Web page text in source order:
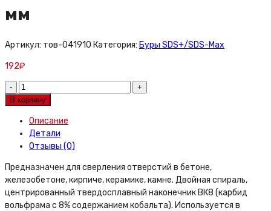
мм
Артикул: тов-041910 Категория: Буры SDS+/SDS-Max
192₽
Бур
Biber
14х250/310
мм
quantity
В корзину
Описание
Детали
Отзывы (0)
Предназначен для сверления отверстий в бетоне,
железобетоне, кирпиче, керамике, камне. Двойная спираль,
центрированный твердосплавный наконечник ВК8 (карбид
вольфрама с 8% содержанием кобальта). Используется в